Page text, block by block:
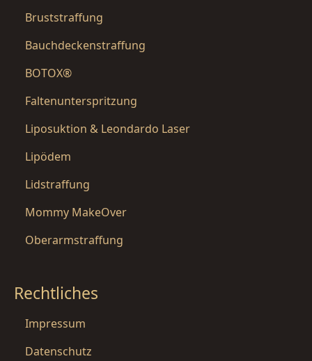
Bruststraffung
Bauchdeckenstraffung
BOTOX®
Faltenunterspritzung
Liposuktion & Leondardo Laser
Lipödem
Lidstraffung
Mommy MakeOver
Oberarmstraffung
Rechtliches
Impressum
Datenschutz